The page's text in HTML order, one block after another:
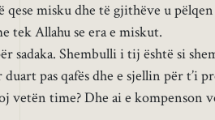
misku dhe të gjithëve u
tek Allahu se era e miskut.
sadaka. Shembulli i tij është si
pas qafës dhe e sjellin për t’i
vetën time? Dhe ai e kompenson